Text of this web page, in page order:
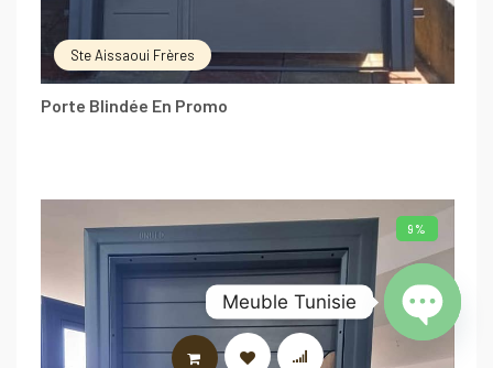
Ste Aissaoui Frères
Porte Blindée En Promo
9%
AJOUTER AU PANIER
Meuble Tunisie